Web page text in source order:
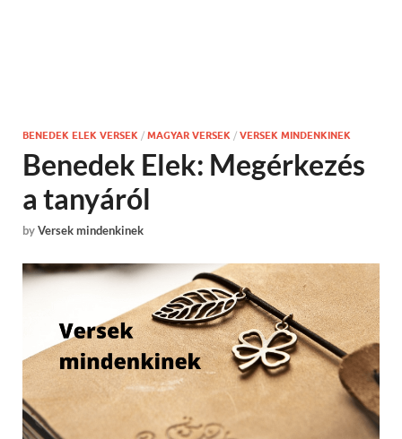
BENEDEK ELEK VERSEK / MAGYAR VERSEK / VERSEK MINDENKINEK
Benedek Elek: Megérkezés
a tanyáról
byVersek mindenkinek